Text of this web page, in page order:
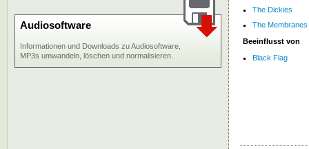
The Dickies
The Membranes
Beeinflusst von
Black Flag
Audiosoftware
Informationen und Downloads zu Audiosoftware,
MP3s umwandeln, löschen und normalisieren.